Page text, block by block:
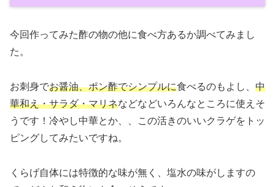
今回作ってみた酢の物の他に食べ方あるか調べてみまし
た。
お刺身でお醤油、ポン酢でシンプルに食べるのもよし、 中
華和え・サラダ・マリネなどなどいろんなところに使えそ
うです！冷やし中華とか、、この活きのいいクラゲをトッ
ピングしてみたいですね。
くらげ自体には特徴的な味が無く、塩水の味がしますの